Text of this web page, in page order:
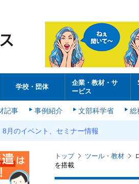
学校・団体
企業・教材・サ
ービス
記事 事例紹介 文部科学省 総
8月のイベント、セミナー情報
トップ ツール・教材
を搭載